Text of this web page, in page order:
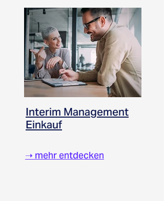
Interim Management
Einkauf
➝ mehr entdecken